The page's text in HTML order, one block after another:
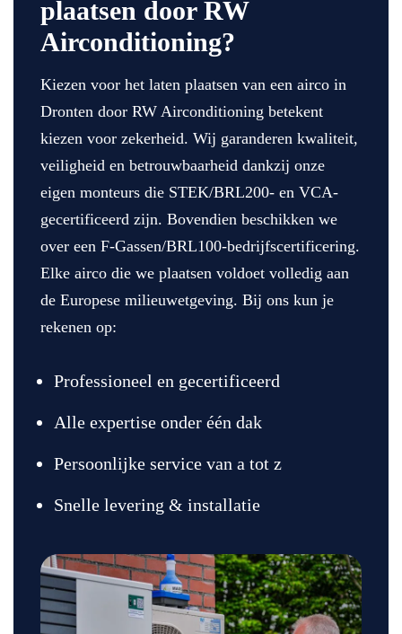
plaatsen door RW
Airconditioning?
Kiezen voor het laten plaatsen van een airco in
Dronten door RW Airconditioning betekent
kiezen voor zekerheid. Wij garanderen kwaliteit,
veiligheid en betrouwbaarheid dankzij onze
eigen monteurs die STEK/BRL200- en VCA-
gecertificeerd zijn. Bovendien beschikken we
over een F-Gassen/BRL100-bedrijfscertificering.
Elke airco die we plaatsen voldoet volledig aan
de Europese milieuwetgeving. Bij ons kun je
rekenen op:
Professioneel en gecertificeerd
Alle expertise onder één dak
Persoonlijke service van a tot z
Snelle levering & installatie